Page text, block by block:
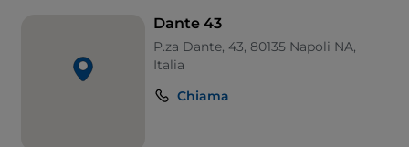
Si parla tedesco
Dante 43
P.za Dante, 43, 80135 Napoli NA,
Italia
Chiama